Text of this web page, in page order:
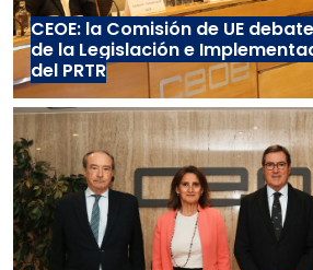
CEOE: la Comisión de UE
de la Legislación e
del PRTR